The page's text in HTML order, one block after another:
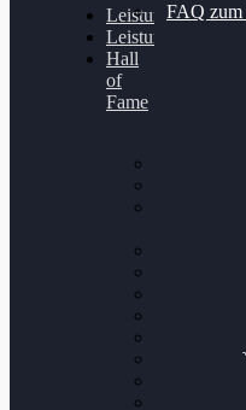
FAQ
Leistungsmessung
Leistungsprüfstand
Hall
of
Fame
Nissan
V6
VW
VW T6
BMW